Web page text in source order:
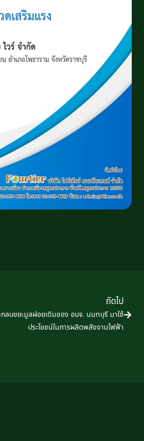
ถัดไป
กลบขยะมูลฝอยเดิมของ อบจ. นนทบุรี มาใช้
ประโยชน์ในการผลิตพลังงานไฟฟ้า